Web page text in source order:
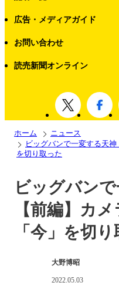
広告・メディアガイド
お問い合わせ
読売新聞オンライン
ホーム
ニュース
ビッグバンで一変する天
を切り取った
ビッグバン
【前編】カ
「今」を切
大野博昭
2022.05.03